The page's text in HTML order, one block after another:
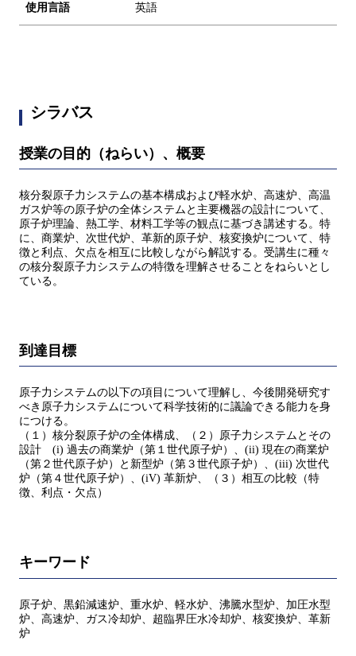
使用言語 英語
シラバス
授業の目的（ねらい）、概要
核分裂原子力システムの基本構成および軽水炉、高速炉、高温
ガス炉等の原子炉の全体システムと主要機器の設計について、
原子炉理論、熱工学、材料工学等の観点に基づき講述する。特
に、商業炉、次世代炉、革新的原子炉、核変換炉について、特
徴と利点、欠点を相互に比較しながら解説する。受講生に種々
の核分裂原子力システムの特徴を理解させることをねらいとし
ている。
到達目標
原子力システムの以下の項目について理解し、今後開発研究す
べき原子力システムについて科学技術的に議論できる能力を身
につける。
（１）核分裂原子炉の全体構成、（２）原子力システムとその
設計 (i) 過去の商業炉（第１世代原子炉）、(ii) 現在の商業炉
（第２世代原子炉）と新型炉（第３世代原子炉）、(iii) 次世代
炉（第４世代原子炉）、(iV) 革新炉、（３）相互の比較（特
徴、利点・欠点）
キーワード
原子炉、黒鉛減速炉、重水炉、軽水炉、沸騰水型炉、加圧水型
炉、高速炉、ガス冷却炉、超臨界圧水冷却炉、核変換炉、革新
炉